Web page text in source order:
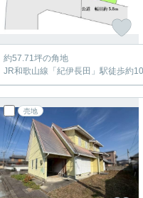
約57.71坪の角地
JR和歌山線「紀伊長田」駅徒歩約
売地